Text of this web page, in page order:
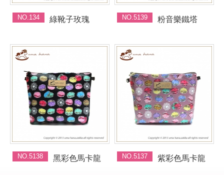
NO.134 綠靴子玫瑰 NO.5139 粉音樂鐵塔
NO.5138 黑彩色馬卡龍 NO.5137 紫彩色馬卡龍